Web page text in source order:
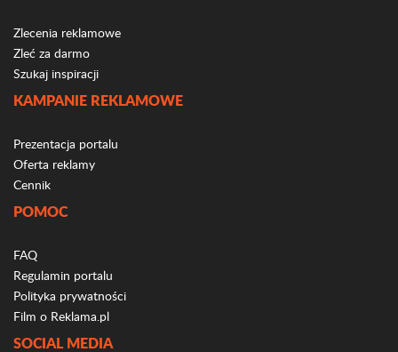
Zlecenia reklamowe
Zleć za darmo
Szukaj inspiracji
KAMPANIE REKLAMOWE
Prezentacja portalu
Oferta reklamy
Cennik
POMOC
FAQ
Regulamin portalu
Polityka prywatności
Film o Reklama.pl
SOCIAL MEDIA